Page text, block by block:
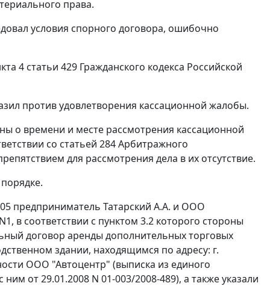
права.
условия спорного договора, ошибочно
4 статьи 429 Гражданского кодекса Российской
против удовлетворения кассационной жалобы.
о времени и месте рассмотрения кассационной
со статьей 284Арбитражного
для рассмотрения дела в их отсутствие.
предприниматель Татарский А.А. и ООО
в соответствии с пунктом 3.2 которого стороны
договор аренды дополнительных торговых
здании, находящимся по адресу: г.
ООО "Автоцентр" (выписка из единого
от 29.01.2008 N 01-003/2008-489), а также указали